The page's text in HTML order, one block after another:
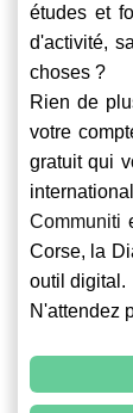
études et
d'activité,
choses ?
Rien de
votre
gratuit qui
Communiti
Corse, la
outil digital.
N'attendez